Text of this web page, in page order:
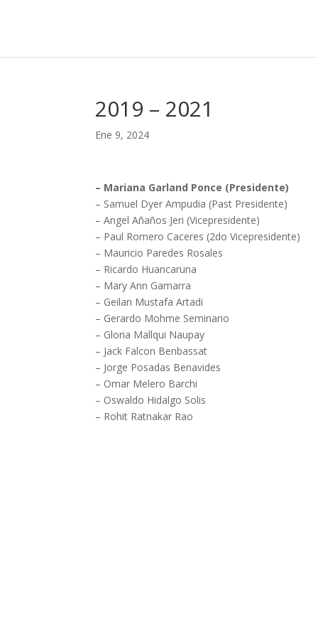
2019 – 2021
Ene 9, 2024
– Mariana Garland Ponce (Presidente)
– Samuel Dyer Ampudia (Past Presidente)
– Angel Añaños Jeri (Vicepresidente)
– Paul Romero Caceres (2do Vicepresidente)
– Mauricio Paredes Rosales
– Ricardo Huancaruna
– Mary Ann Gamarra
– Geilan Mustafa Artadi
– Gerardo Mohme Seminario
– Gloria Mallqui Naupay
– Jack Falcon Benbassat
– Jorge Posadas Benavides
– Omar Melero Barchi
– Oswaldo Hidalgo Solis
– Rohit Ratnakar Rao